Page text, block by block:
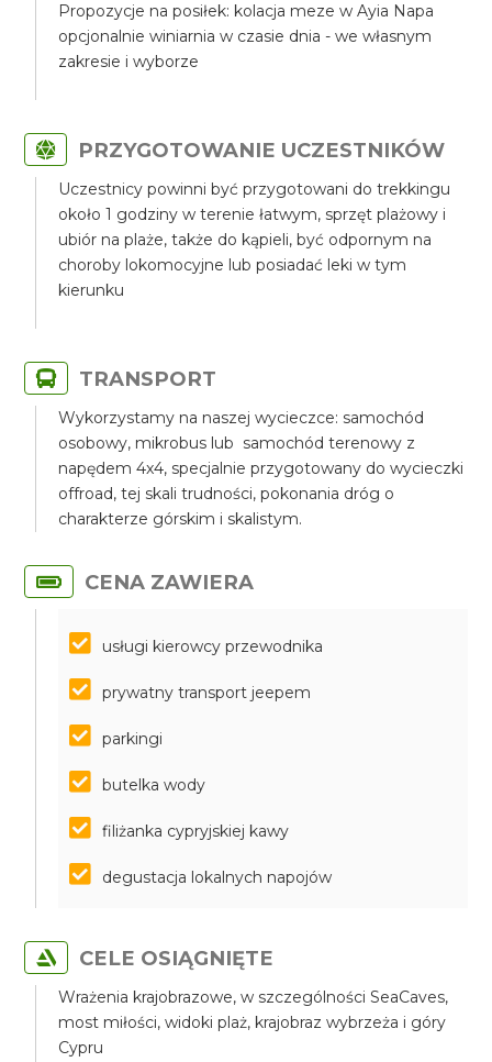
Propozycje na posiłek: kolacja meze w Ayia Napa
opcjonalnie winiarnia w czasie dnia - we własnym
zakresie i wyborze
PRZYGOTOWANIE UCZESTNIKÓW
Uczestnicy powinni być przygotowani do trekkingu
około 1 godziny w terenie łatwym, sprzęt plażowy i
ubiór na plaże, także do kąpieli, być odpornym na
choroby lokomocyjne lub posiadać leki w tym
kierunku
TRANSPORT
Wykorzystamy na naszej wycieczce: samochód
osobowy, mikrobus lub samochód terenowy z
napędem 4x4, specjalnie przygotowany do wycieczki
offroad, tej skali trudności, pokonania dróg o
charakterze górskim i skalistym.
CENA ZAWIERA
usługi kierowcy przewodnika
prywatny transport jeepem
parkingi
butelka wody
filiżanka cypryjskiej kawy
degustacja lokalnych napojów
CELE OSIĄGNIĘTE
Wrażenia krajobrazowe, w szczególności SeaCaves,
most miłości, widoki plaż, krajobraz wybrzeża i góry
Cypru